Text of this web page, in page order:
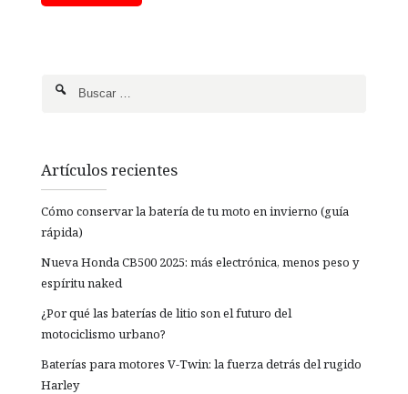
Artículos recientes
Cómo conservar la batería de tu moto en invierno (guía
rápida)
Nueva Honda CB500 2025: más electrónica, menos peso y
espíritu naked
¿Por qué las baterías de litio son el futuro del
motociclismo urbano?
Baterías para motores V-Twin: la fuerza detrás del rugido
Harley